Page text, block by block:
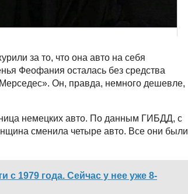
за то, что она авто на себя
Феофания осталась без средства
Он, правда, немного дешевле,
немецких авто. По данным ГИБДД, с
сменила четыре авто. Все они были
с 1979 года. Сейчас у нее уже 8-